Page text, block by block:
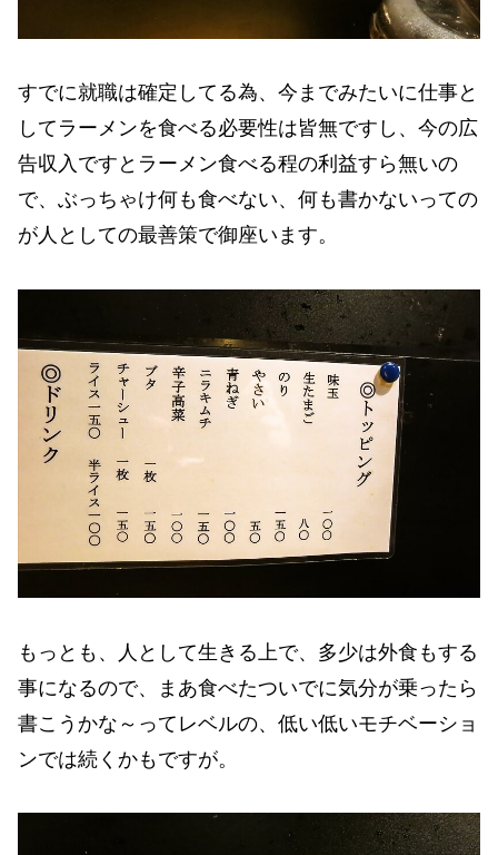
すでに就職は確定してる為、今までみたいに仕事と
してラーメンを食べる必要性は皆無ですし、今の広
告収入ですとラーメン食べる程の利益すら無いの
で、ぶっちゃけ何も食べない、何も書かないっての
が人としての最善策で御座います。
もっとも、人として生きる上で、多少は外食もする
事になるので、まあ食べたついでに気分が乗ったら
書こうかな～ってレベルの、低い低いモチベーショ
ンでは続くかもですが。